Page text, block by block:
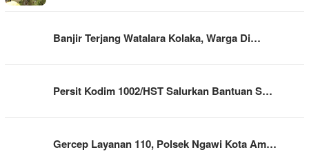
Banjir Terjang Watalara Kolaka, Warga Di…
Persit Kodim 1002/HST Salurkan Bantuan S…
Gercep Layanan 110, Polsek Ngawi Kota Am…